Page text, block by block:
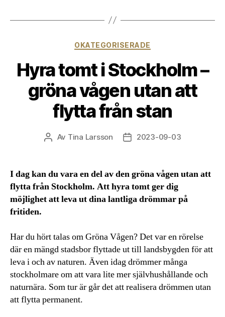
Kategorier
OKATEGORISERADE
Hyra tomt i Stockholm –
gröna vågen utan att
flytta från stan
Inläggsförfattare
Av Tina Larsson Inläggsdatum
2023-09-03
I dag kan du vara en del av den gröna vågen utan att
flytta från Stockholm. Att hyra tomt ger dig
möjlighet att leva ut dina lantliga drömmar på
fritiden.
Har du hört talas om Gröna Vågen? Det var en rörelse
där en mängd stadsbor flyttade ut till landsbygden för att
leva i och av naturen. Även idag drömmer många
stockholmare om att vara lite mer självhushållande och
naturnära. Som tur är går det att realisera drömmen utan
att flytta permanent.